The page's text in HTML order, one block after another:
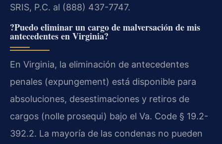
SRIS, P.C. al (888) 437-7747.
?Puedo eliminar un cargo de malversación de mis
antecedentes en Virginia?
En Virginia, la eliminación de antecedentes
penales (expungement) está disponible para
absoluciones, desestimaciones y retiros de
cargos (nolle prosequi) bajo el Va. Code § 19.2-
392.2. La mayoría de las condenas no pueden